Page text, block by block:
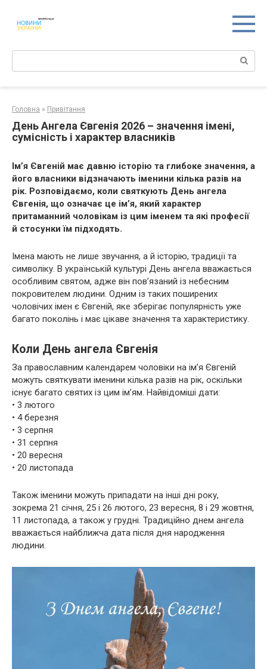
контенту
Поиск:
Головна » Привітання
День Ангела Євгенія 2026 – значення імені,
сумісність і характер власників
Ім’я Євгеній має давню історію та глибоке значення, а
його власники відзначають іменини кілька разів на
рік. Розповідаємо, коли святкують День ангела
Євгенія, що означає це ім’я, який характер
притаманний чоловікам із цим іменем та які професії
й стосунки їм підходять.
Імена мають не лише звучання, а й історію, традиції та
символіку. В українській культурі День ангела вважається
особливим святом, адже він пов’язаний із небесним
покровителем людини. Одним із таких поширених
чоловічих імен є Євгеній, яке зберігає популярність уже
багато поколінь і має цікаве значення та характеристику.
Коли День ангела Євгенія
За православним календарем чоловіки на ім’я Євгеній
можуть святкувати іменини кілька разів на рік, оскільки
існує багато святих із цим ім’ям. Найвідоміші дати:
• 3 лютого
• 4 березня
• 3 серпня
• 31 серпня
• 20 вересня
• 20 листопада
Також іменини можуть припадати на інші дні року,
зокрема 21 січня, 25 і 26 лютого, 23 вересня, 8 і 29 жовтня,
11 листопада, а також у грудні. Традиційно днем ангела
вважається найближча дата після дня народження
людини.